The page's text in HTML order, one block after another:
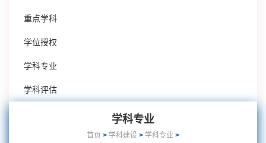
重点学科
学位授权
学科专业
学科评估
学科专业
首页 > 学科建设 > 学科专业 >